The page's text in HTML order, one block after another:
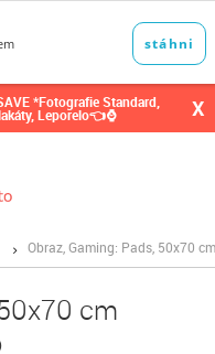
*Fotografie Standard,
Leporelo👈⌚ X
Obraz, Gaming: Pads, 50x70 cm
cm